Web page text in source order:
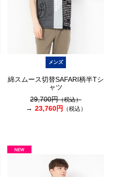
メンズ
綿スムース切替SAFARI柄半Tシ
ャツ
29,700円（税込）
23,760円 （税込）